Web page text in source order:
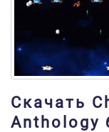
Скачать
Anthology